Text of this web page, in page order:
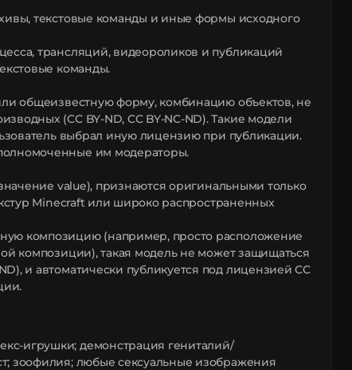
текстовые команды и иные формы исходного
трансляций, видеороликов и публикаций
команды.
общеизвестную форму, комбинацию объектов, не
(CC BY-ND, CC BY-NC-ND). Такие модели
выбрал иную лицензию при публикации.
им модераторы.
value), признаются оригинальными только
Minecraft или широко распространенных
композицию (например, просто расположение
композиции), такая модель не может защищаться
и автоматически публикуется под лицензией CC
игрушки; демонстрация гениталий/
зоофилия; любые сексуальные изображения